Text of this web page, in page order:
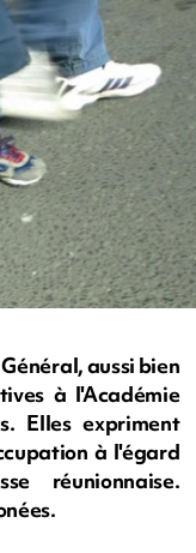
aussi bien
à l'Académie
Elles expriment
à l'égard
réunionnaise.